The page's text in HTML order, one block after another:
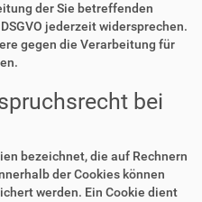
der Sie betreffenden
jederzeit widersprechen.
gegen die Verarbeitung für
bei
bezeichnet, die auf Rechnern
der Cookies können
werden. Ein Cookie dient